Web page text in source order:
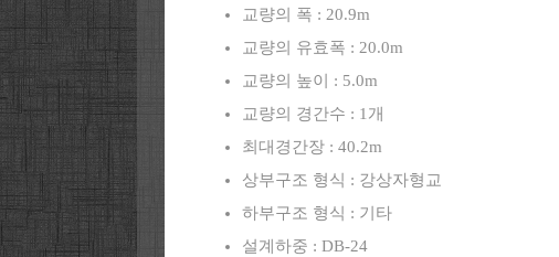
교량의 폭 : 20.9m
교량의 유효폭 : 20.0m
교량의 높이 : 5.0m
교량의 경간수 : 1개
최대경간장 : 40.2m
상부구조 형식 : 강상자형교
하부구조 형식 : 기타
설계하중 : DB-24